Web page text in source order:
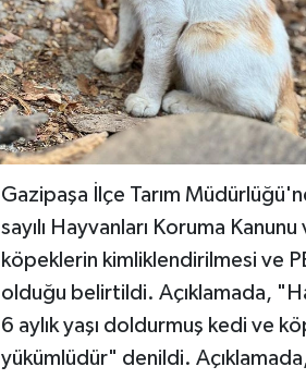
Gazipaşa İlçe Tarım
sayılı Hayvanları Koruma
köpeklerin kimliklendirilmesi ve
olduğu belirtildi. Açıklamada,
6 aylık yaşı doldurmuş kedi ve
yükümlüdür" denildi.